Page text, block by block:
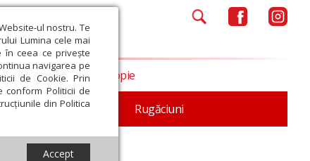
ul nostru. Te
Lumina cele mai
în ceea ce privește
navigarea pe
de Cookie. Prin
conform Politicii de
din Politica
Accept
Patristica Rugăciuni
Opinii Filantropie